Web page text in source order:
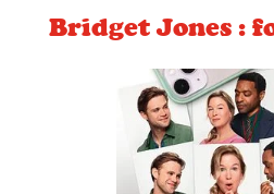
Bridget Jones :